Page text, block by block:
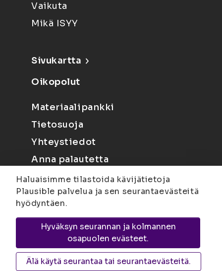
Vaikuta
Mikä ISYY
Sivukartta
Oikopolut
Materiaalipankki
Tietosuoja
Yhteystiedot
Anna palautetta
Joensuu
Suvantokatu 6, 80100 Joensuu |
KuopioYliopistonranta 15, PL 1627, 70211
Kuopio
Haluaisimme tilastoida kävijätietoja
Plausible palvelua ja sen seurantaevästeitä
hyödyntäen.
Hyväksyn seurannan ja kolmannen
osapuolen evästeet.
Älä käytä seurantaa tai seurantaevästeitä.